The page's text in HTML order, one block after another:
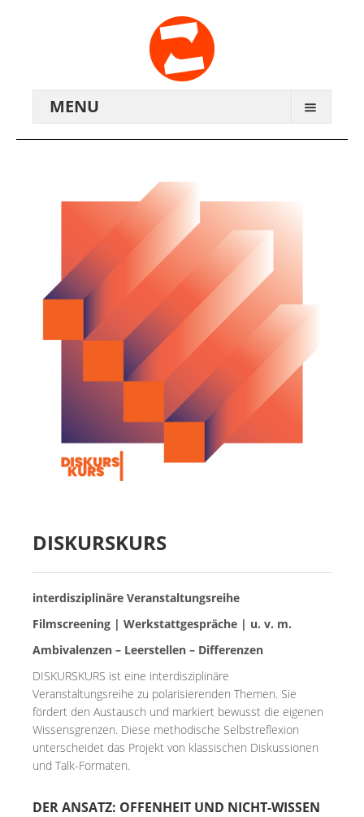
MENU
ARCHIV
WIR ÜBER UNS
KONTAKTE
ZENTRALWERK E.V.
GENOSSENSCHAFT
DER ORT UND SEINE GESCHICHTE
NACHHALTIGKEIT UND KLIMASCHUTZ
VERMIETUNG
UNTERSTÜTZEN
NEWSLETTER
DISKURSKURS
interdisziplinäre Veranstaltungsreihe
Filmscreening | Werkstattgespräche | u. v. m.
Ambivalenzen – Leerstellen – Differenzen
DISKURSKURS ist eine interdisziplinäre
Veranstaltungsreihe zu polarisierenden Themen. Sie
fördert den Austausch und markiert bewusst die eigenen
Wissensgrenzen. Diese methodische Selbstreflexion
unterscheidet das Projekt von klassischen Diskussionen
und Talk-Formaten.
DER ANSATZ: OFFENHEIT UND NICHT-WISSEN